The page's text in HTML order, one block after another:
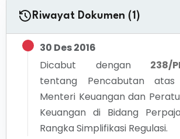
Riwayat Dokumen (1)
30 Des 2016
Dicabut dengan
238/
tentang Pencabutan atas
Menteri Keuangan dan
Keuangan di Bidang
Rangka Simplifikasi Regulasi.